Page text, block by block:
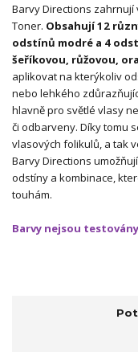
Barvy Directions
Toner. Obsahují 12
odstínů modré a 4
šeříkovou, růžovou,
aplikovat na kterýkoliv
nebo lehkého
hlavně pro světlé vlasy
či odbarveny. Díky tomu
vlasových folikulů, a tak
Barvy Directions
odstíny a kombinace,
touhám.
Barvy nejsou